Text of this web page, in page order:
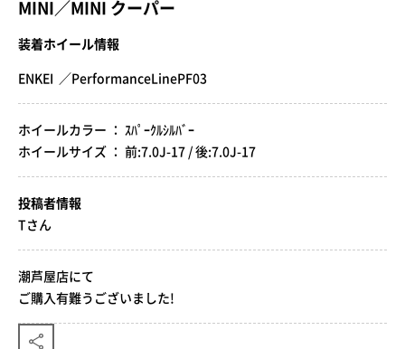
MINI／MINI クーパー
装着ホイール情報
ENKEI ／PerformanceLinePF03
ホイールカラー ： ｽﾊﾟｰｸﾙｼﾙﾊﾞｰ
ホイールサイズ ： 前:7.0J-17 / 後:7.0J-17
投稿者情報
Tさん
潮芦屋店にて
ご購入有難うございました!